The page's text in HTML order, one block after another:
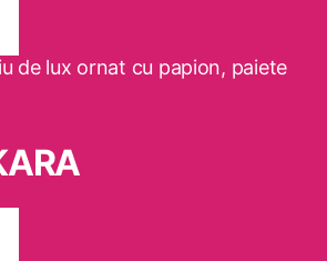
de lux ornat cu papion, paiete